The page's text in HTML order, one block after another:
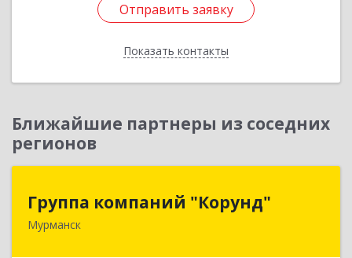
Отправить заявку
Показать контакты
Отправить заявку
Назад
Ближайшие партнеры из соседних
регионов
Группа компаний "Корунд"
Мурманск
Группа компаний "Корунд"
183025, Мурманская обл, Мурманск г, Тарана